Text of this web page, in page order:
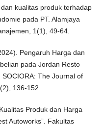
kualitas produk terhadap
pada PT. Alamjaya
1(1), 49-64.
Pengaruh Harga dan
pada Jordan Resto
The Journal of
136-152.
Produk dan Harga
Autoworks”. Fakultas